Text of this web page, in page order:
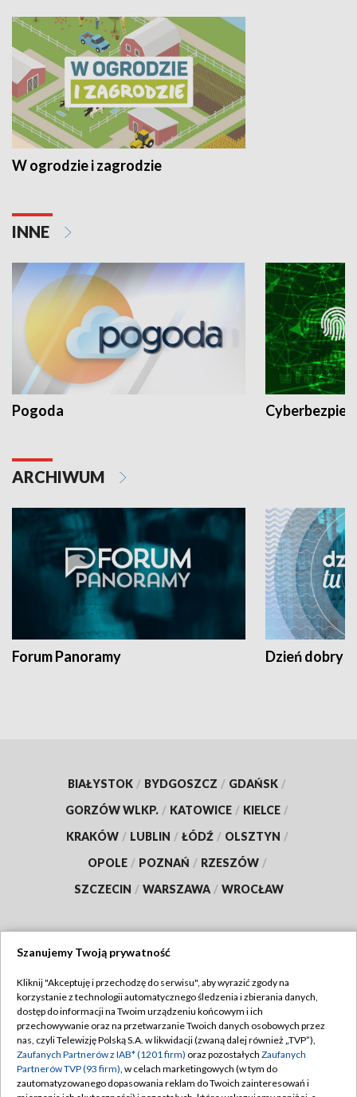
W ogrodzie i zagrodzie
INNE
Pogoda
ARCHIWUM
Forum Panoramy Dzień dobry
BIAŁYSTOK / BYDGOSZCZ / GDAŃSK /
GORZÓW WLKP. / KATOWICE / KIELCE /
KRAKÓW / LUBLIN / ŁÓDŹ / OLSZTYN /
OPOLE / POZNAŃ / RZESZÓW /
SZCZECIN / WARSZAWA / WROCŁAW
TVP
Abonament TVP
Emisja w TVP
Centrum informacji TVP
Regulamin TVP
Polityka prywatności
Moje zgody
Szanujemy Twoją prywatność
Kliknij "Akceptuję i przechodzę do serwisu", aby wyrazić zgody na
korzystanie z technologii automatycznego śledzenia i zbierania danych,
dostęp do informacji na Twoim urządzeniu końcowym i ich
przechowywanie oraz na przetwarzanie Twoich danych osobowych przez
nas, czyli Telewizję Polską S.A. w likwidacji (zwaną dalej również „TVP”),
Zaufanych Partnerów z IAB* (1201 firm) oraz pozostałych Zaufanych
Partnerów TVP (93 firm), w celach marketingowych (w tym do
zautomatyzowanego dopasowania reklam do Twoich zainteresowań i